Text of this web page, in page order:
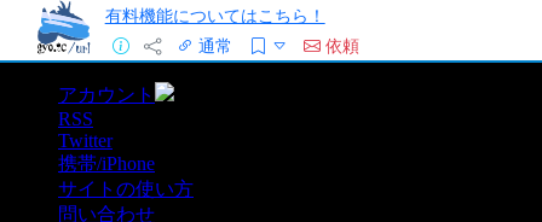
有料機能についてはこちら！
通常
依頼